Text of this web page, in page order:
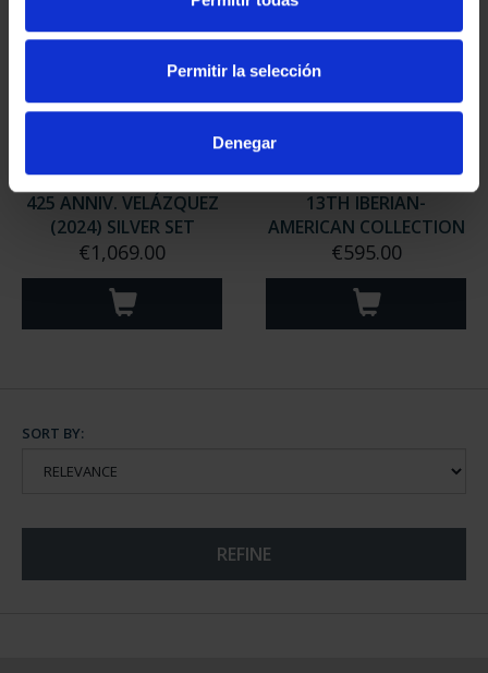
Permitir la selección
Denegar
425 ANNIV. VELÁZQUEZ
(2024) SILVER SET
€1,069.00
13TH IBERIAN-
AMERICAN COLLECTION
€595.00
SORT BY:
REFINE